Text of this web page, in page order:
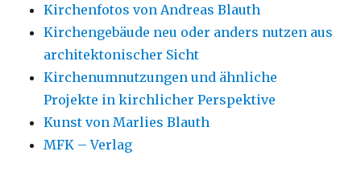
Kirchenfotos von Andreas Blauth
Kirchengebäude neu oder anders nutzen aus
architektonischer Sicht
Kirchenumnutzungen und ähnliche
Projekte in kirchlicher Perspektive
Kunst von Marlies Blauth
MFK – Verlag